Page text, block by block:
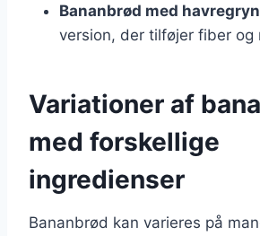
Bananbrød med havregryn
version, der tilføjer fiber
Variationer af
med forskellige
ingredienser
Bananbrød kan varieres på